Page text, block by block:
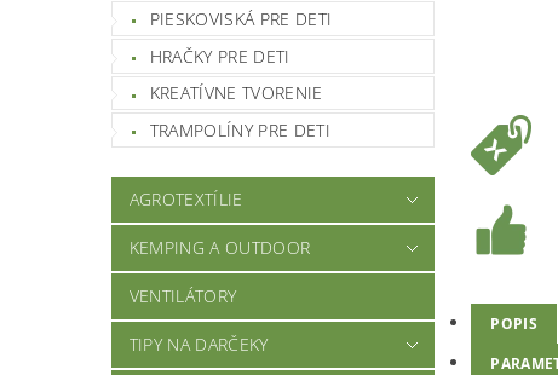
PIESKOVISKÁ PRE DETI
HRAČKY PRE DETI
KREATÍVNE TVORENIE
TRAMPOLÍNY PRE DETI
AGROTEXTÍLIE
KEMPING A OUTDOOR
VENTILÁTORY
TIPY NA DARČEKY
POPIS